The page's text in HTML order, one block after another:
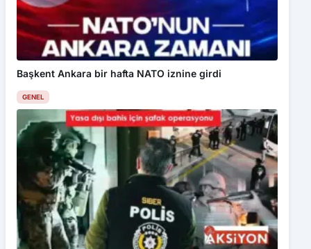
Başkent Ankara bir hafta NATO iznine girdi
GENEL